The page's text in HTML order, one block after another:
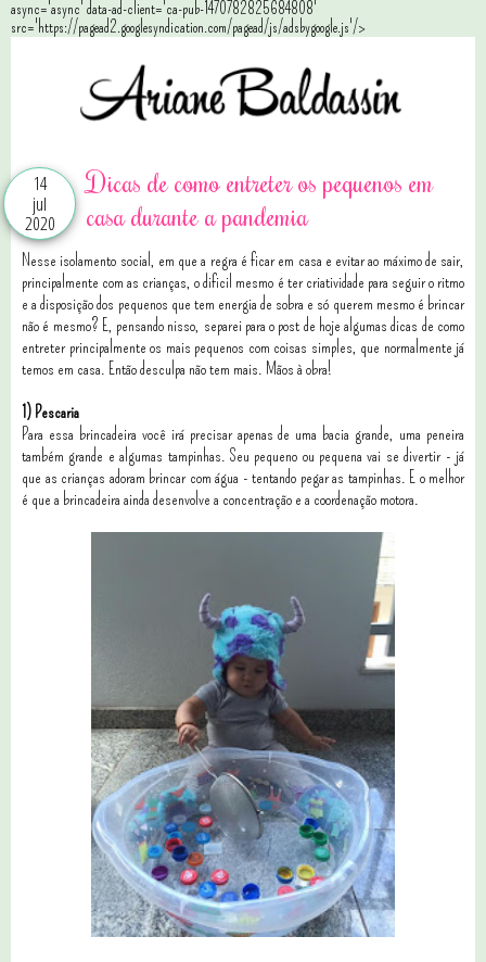
async='async' data-ad-client='ca-pub-1470782825684808'
src='https://pagead2.googlesyndication.com/pagead/js/adsbygoogle.js'/>
14
jul
2020
Dicas de como entreter os pequenos em
casa durante a pandemia
Nesse isolamento social, em que a regra é ficar em casa e evitar ao máximo de sair,
principalmente com as crianças, o dificil mesmo é ter criatividade para seguir o ritmo
e a disposição dos pequenos que tem energia de sobra e só querem mesmo é brincar
não é mesmo? E, pensando nisso, separei para o post de hoje algumas dicas de como
entreter principalmente os mais pequenos com coisas simples, que normalmente já
temos em casa. Então desculpa não tem mais. Mãos à obra!
1) Pescaria
Para essa brincadeira você irá precisar apenas de uma bacia grande, uma peneira
também grande e algumas tampinhas. Seu pequeno ou pequena vai se divertir - já
que as crianças adoram brincar com água - tentando pegar as tampinhas. E o melhor
é que a brincadeira ainda desenvolve a concentração e a coordenação motora.